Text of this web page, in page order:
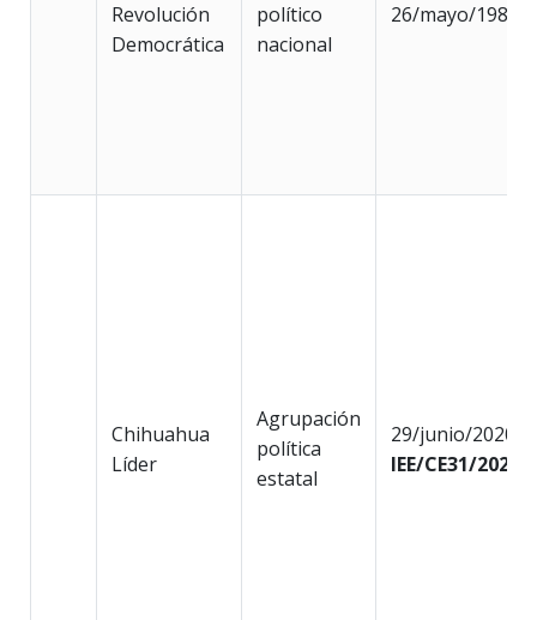
Revolución
Democrática
político
nacional
26/mayo/1989
Chihuahua
Líder
Agrupación
política
estatal
29/junio/2020
IEE/CE31/2020